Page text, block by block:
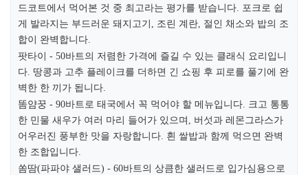
드코트에서 먹어본 것 중 최고라는 평가를 받습니다. 포크로 쉽
게 발라지는 부드러운 돼지고기, 조린 계란, 절인 채소와 밥의 조
합이 완벽합니다.​
팟타이 - 50바트의 저렴한 가격에 즐길 수 있는 클래식 요리입니
다. 땅콩과 고추 플레이크를 더하면 긴 쇼핑 후 피로를 풀기에 완
벽한 한 끼가 됩니다.​
똠얌꿍 - 90바트로 태국에서 꼭 먹어야 할 메뉴입니다. 크고 통통
한 민물 새우가 여러 마리 들어가 있으며, 버섯과 레몬그라스가
어우러진 풍부한 맛을 자랑합니다. 흰 쌀밥과 함께 먹으면 완벽
한 조합입니다.​
쏨땀(파파야 샐러드) - 60바트의 상큼한 샐러드로 입가심용으로